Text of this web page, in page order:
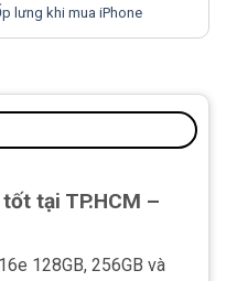
lưng khi mua iPhone
tại TP.HCM –
128GB, 256GB và